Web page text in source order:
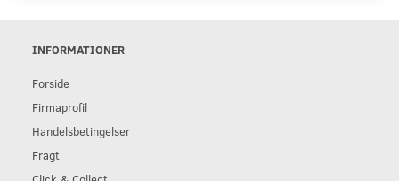
INFORMATIONER
Forside
Firmaprofil
Handelsbetingelser
Fragt